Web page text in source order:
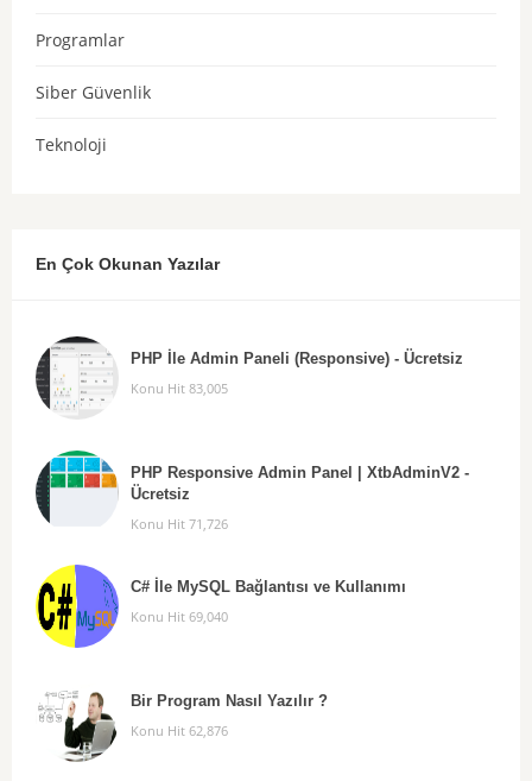
Programlar
Siber Güvenlik
Teknoloji
En Çok Okunan Yazılar
PHP İle Admin Paneli (Responsive) - Ücretsiz
Konu Hit 83,005
PHP Responsive Admin Panel | XtbAdminV2 -
Ücretsiz
Konu Hit 71,726
C# İle MySQL Bağlantısı ve Kullanımı
Konu Hit 69,040
Bir Program Nasıl Yazılır ?
Konu Hit 62,876